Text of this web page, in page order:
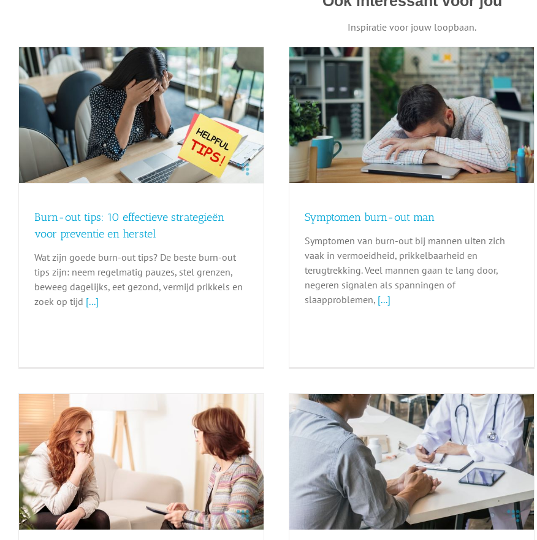
Inspiratie voor jouw loopbaan.
Burn-out tips: 10 effectieve strategieën
voor preventie en herstel
Wat zijn goede burn-out tips? De beste burn-out
tips zijn: neem regelmatig pauzes, stel grenzen,
beweeg dagelijks, eet gezond, vermijd prikkels en
zoek op tijd [...]
Symptomen burn-out man
Burn-out
Symptomen burn-out man
Symptomen van burn-out bij mannen uiten zich
vaak in vermoeidheid, prikkelbaarheid en
terugtrekking. Veel mannen gaan te lang door,
negeren signalen als spanningen of
slaapproblemen,[...]
Burn-out op jonge leeftijd: symptomen,
oorzaken en hoe je voorkomt dat je
opgebrand raakt
Burn-out
Sollicitatietraining voor medisch
specialisten
Burn-out terugval herkennen en
voorkomen
Burn-out